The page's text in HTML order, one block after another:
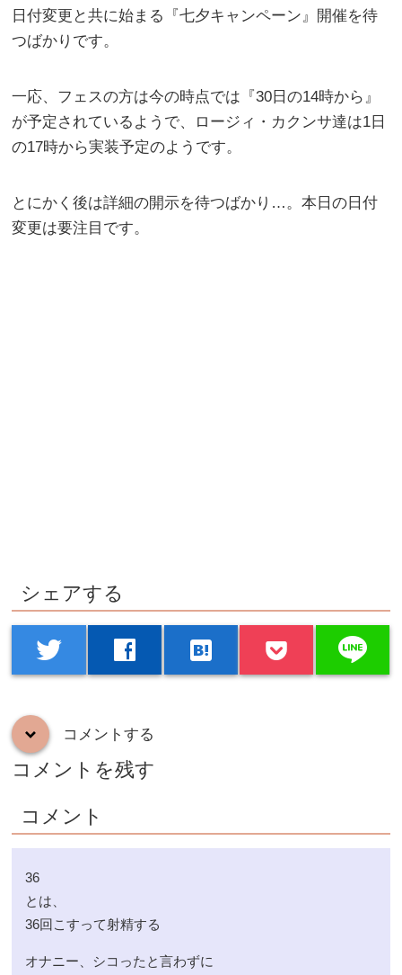
日付変更と共に始まる『七夕キャンペーン』開催を待
つばかりです。
一応、フェスの方は今の時点では『30日の14時から』
が予定されているようで、ロージィ・カクンサ達は1日
の17時から実装予定のようです。
とにかく後は詳細の開示を待つばかり…。本日の日付
変更は要注目です。
シェアする
twitter facebook hatenabookmark line
down コメントする
コメントを残す
コメント
36
とは、
36回こすって射精する
オナニー、シコったと言わずに